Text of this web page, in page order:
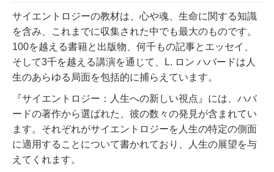
サイエントロジーの教材は、心や魂、生命に関する知識
を含み、これまでに収集された中でも最大のものです。
100を越える書籍と出版物、何千もの記事とエッセイ、
そして3千を越える講演を通じて、L. ロン ハバードは人
生のあらゆる局面を包括的に捕らえています。
『サイエントロジー：人生への新しい視点』には、ハバ
ードの著作から選ばれた、彼の数々の発見が含まれてい
ます。それぞれがサイエントロジーを人生の特定の側面
に適用することについて書かれており、人生の展望を与
えてくれます。